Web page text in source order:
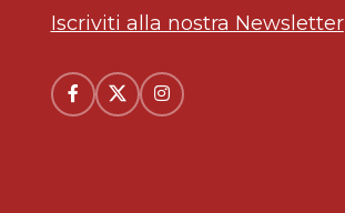
Iscriviti alla nostra Newsletter